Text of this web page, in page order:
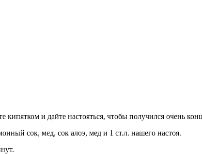
кипятком и дайте настояться, чтобы получился очень
сок, мед, сок алоэ, мед и 1 ст.л. нашего настоя.